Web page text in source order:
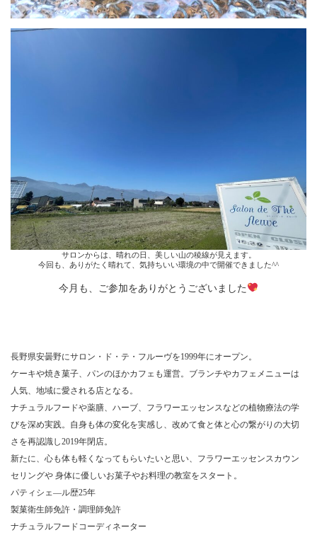
サロンからは、晴れの日、美しい山の稜線が見えます。
今回も、ありがたく晴れて、気持ちいい環境の中で開催できました^^
今月も、ご参加をありがとうございました
長野県安曇野にサロン・ド・テ・フルーヴを1999年にオープン。
ケーキや焼き菓子、パンのほかカフェも運営。ブランチやカフェメニューは
人気、地域に愛される店となる。
ナチュラルフードや薬膳、ハーブ、フラワーエッセンスなどの植物療法の学
びを深め実践。自身も体の変化を実感し、改めて食と体と心の繋がりの大切
さを再認識し2019年閉店。
新たに、心も体も軽くなってもらいたいと思い、フラワーエッセンスカウン
セリングや 身体に優しいお菓子やお料理の教室をスタート。
パティシェ―ル歴25年
製菓衛生師免許・調理師免許
ナチュラルフードコーディネーター